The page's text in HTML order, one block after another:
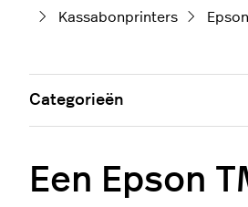
Kassabonprinters
Een Epson
Categorieën